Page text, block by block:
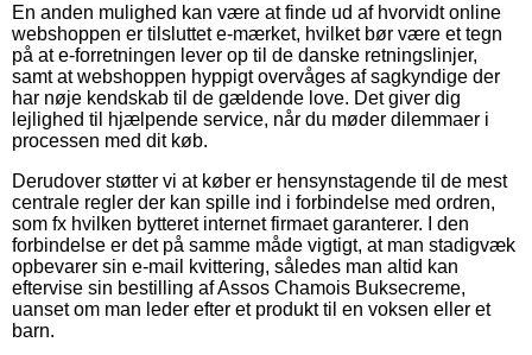
En anden mulighed kan være at finde ud af hvorvidt online
webshoppen er tilsluttet e-mærket, hvilket bør være et tegn
på at e-forretningen lever op til de danske retningslinjer,
samt at webshoppen hyppigt overvåges af sagkyndige der
har nøje kendskab til de gældende love. Det giver dig
lejlighed til hjælpende service, når du møder dilemmaer i
processen med dit køb.
Derudover støtter vi at køber er hensynstagende til de mest
centrale regler der kan spille ind i forbindelse med ordren,
som fx hvilken bytteret internet firmaet garanterer. I den
forbindelse er det på samme måde vigtigt, at man stadigvæk
opbevarer sin e-mail kvittering, således man altid kan
eftervise sin bestilling af Assos Chamois Buksecreme,
uanset om man leder efter et produkt til en voksen eller et
barn.